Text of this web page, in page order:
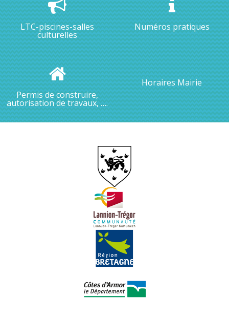
LTC-piscines-salles
culturelles
Numéros pratiques
Permis de construire,
autorisation de travaux, ….
Horaires Mairie